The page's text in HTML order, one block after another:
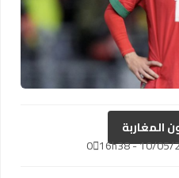
المغاربة
10/05/2025
0